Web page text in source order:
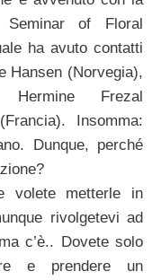
Seminar of Floral
ha avuto contatti
Hansen (Norvegia),
Hermine Frezal
Insomma:
Dunque, perché
volete metterle in
rivolgetevi ad
c’è.. Dovete solo
e prendere un